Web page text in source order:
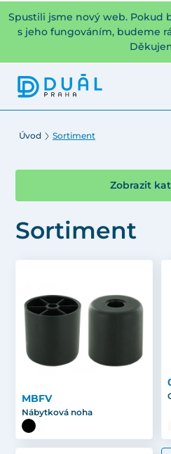
Spustili jsme nový web. Pokud
s jeho fungováním, budeme
Úvod Sortiment
Zobrazit
Sortiment
MBFV
Nábytková noha